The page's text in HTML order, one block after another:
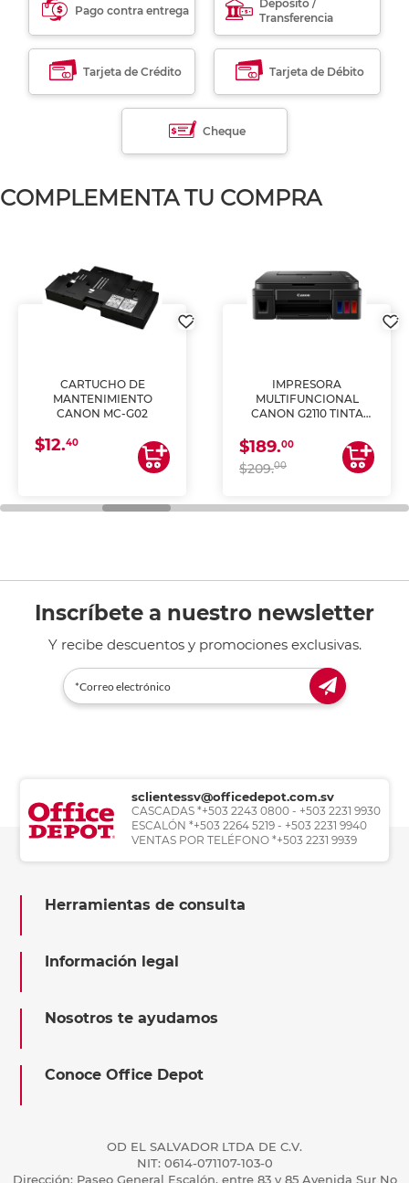
Pago contra entrega
Déposito /
Transferencia
Tarjeta de Crédito Tarjeta de Débito
Cheque
COMPLEMENTA TU COMPRA
CARTUCHO DE
MANTENIMIENTO
CANON MC-G02
$12.40
IMPRESORA
MULTIFUNCIONAL
CANON G2110 TINTA
$189.00
$209.00
Inscríbete a nuestro newsletter
Y recibe descuentos y promociones exclusivas.
sclientessv@officedepot.com.sv
CASCADAS *+503 2243 0800 - +503 2231 9930
ESCALÓN *+503 2264 5219 - +503 2231 9940
VENTAS POR TELÉFONO *+503 2231 9939
Herramientas de consulta
Información legal
Nosotros te ayudamos
Conoce Office Depot
OD EL SALVADOR LTDA DE C.V.
NIT: 0614-071107-103-0
Dirección: Paseo General Escalón, entre 83 y 85 Avenida Sur No